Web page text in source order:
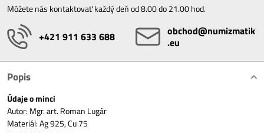
Môžete nás kontaktovať každý deň od 8.00 do 21.00 hod.
+421 911 633 688
obchod​@numizmatik​
.eu
Popis
Údaje o minci
Autor: Mgr. art. Roman Lugár
Materiál: Ag 925, Cu 75